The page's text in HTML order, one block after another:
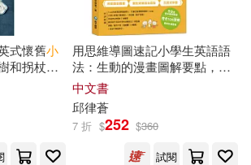
Publishing Co.(2)
ingectar-e(2)
出版社(5)
閱讀(18)
(17)
式懷舊小
和拐杖
南瓜、巫
用思維導圖速記小學生英語語
法：生動的漫畫圖解要點，核
心例句全面發散，一次讀懂小
學生必學語法
中文書
邱律蒼
7 折 $252 $360
試閱